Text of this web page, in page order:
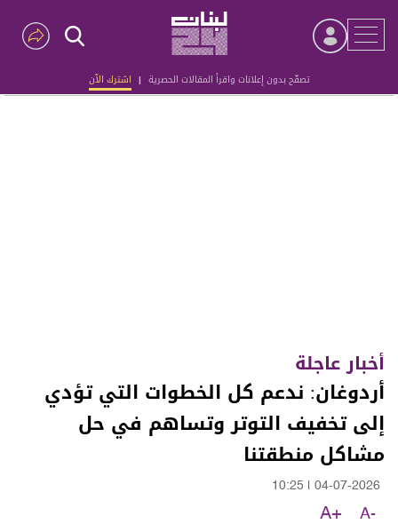
تصفّح بدون إعلانات واقرأ المقالات الحصرية | اشترك الآن
Advertisement
أخبار عاجلة
أردوغان: ندعم كل الخطوات التي تؤدي
إلى تخفيف التوتر وتساهم في حل
مشاكل منطقتنا
04-07-2026
10:25
A-
A+